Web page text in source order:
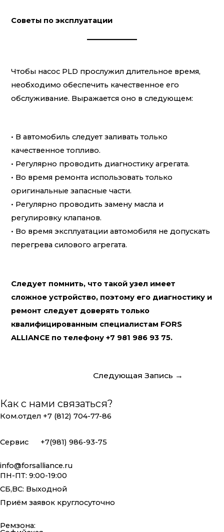
Советы по эксплуатации
Чтобы насос PLD прослужил длительное время,
необходимо обеспечить качественное его
обслуживание. Выражается оно в следующем:
• В автомобиль следует заливать только
качественное топливо.
• Регулярно проводить диагностику агрегата.
• Во время ремонта использовать только
оригинальные запасные части.
• Регулярно проводить замену масла и
регулировку клапанов.
• Во время эксплуатации автомобиля не допускать
перегрева силового агрегата.
Следует помнить, что такой узел имеет
сложное устройство, поэтому его диагностику и
ремонт следует доверять только
квалифицированным специалистам FORS
ALLIANCE по телефону +7 981 986 93 75.
Навигация
записям
Следующая Запись →
Как с нами связаться?
Ком.отдел +7 (812) 704-77-86
Сервис +7(981) 986-93-75
info@forsalliance.ru
ПН-ПТ: 9:00-19:00
СБ,ВС: Выходной
Приём заявок круглосуточно
Ремзона: